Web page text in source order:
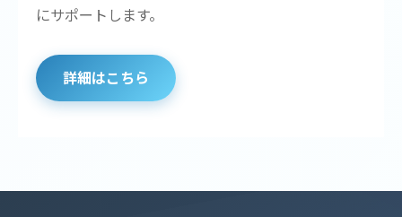
にサポートします。
詳細はこちら